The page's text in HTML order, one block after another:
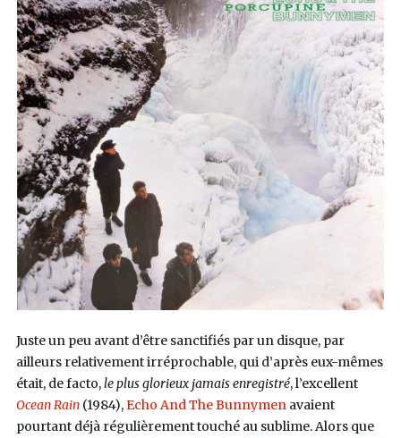
Juste un peu avant d’être sanctifiés par un disque, par
ailleurs relativement irréprochable, qui d’après eux-mêmes
était, de facto,le plus glorieux jamais enregistré, l’excellent
Ocean Rain(1984),Echo And The Bunnymenavaient
pourtant déjà régulièrement touché au sublime. Alors que